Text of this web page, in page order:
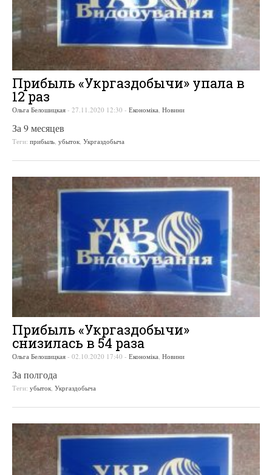
Прибыль «Укргаздобычи» упала в
12 раз
Ольга Белошицкая - 27.11.2020 12:30 - Економіка, Новини
За 9 месяцев
Теги: прибыль, убыток, Укргаздобыча
Прибыль «Укргаздобычи»
снизилась в 54 раза
Ольга Белошицкая - 02.10.2020 17:40 - Економіка Новини
За полгода
Теги: убыток Укргаздобыча